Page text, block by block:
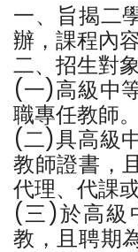
一、旨揭二
辦，課程內
二、招生對
(一)高級中
職專任教師。
(二)具高級
教師證書，
代理、代課
(三)於高級
教，且聘期